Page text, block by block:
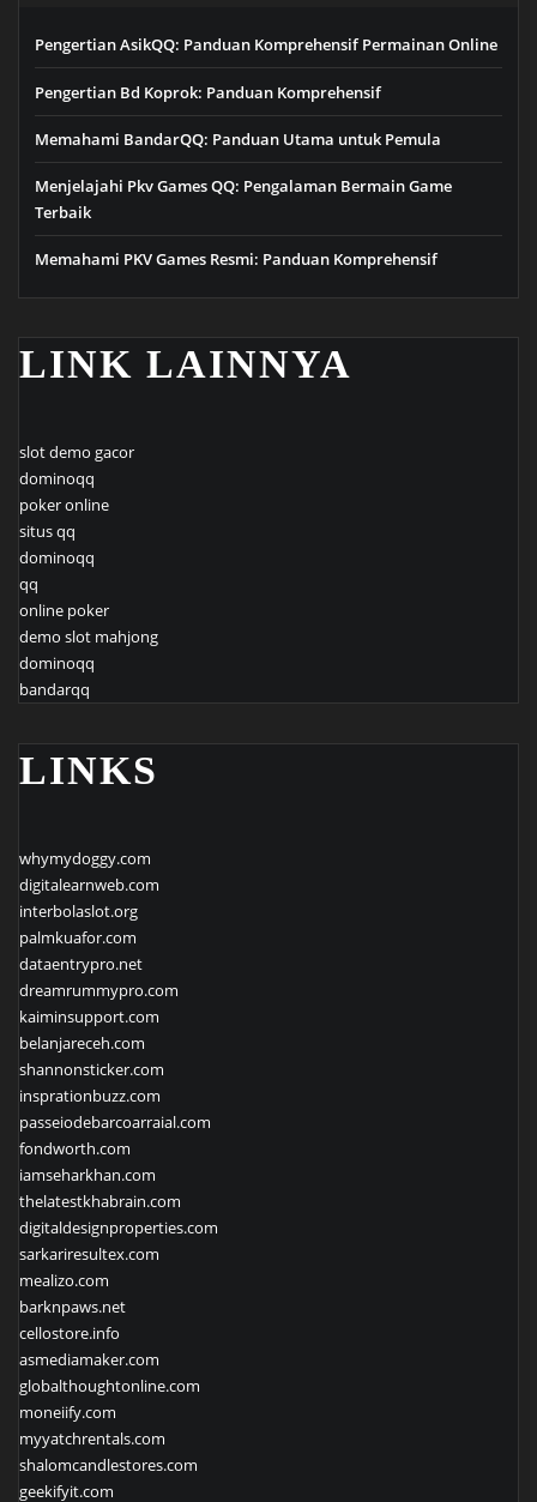
Pengertian AsikQQ: Panduan Komprehensif Permainan Online
Pengertian Bd Koprok: Panduan Komprehensif
Memahami BandarQQ: Panduan Utama untuk Pemula
Menjelajahi Pkv Games QQ: Pengalaman Bermain Game
Terbaik
Memahami PKV Games Resmi: Panduan Komprehensif
LINK LAINNYA
slot demo gacor
dominoqq
poker online
situs qq
dominoqq
qq
online poker
demo slot mahjong
dominoqq
bandarqq
LINKS
whymydoggy.com
digitalearnweb.com
interbolaslot.org
palmkuafor.com
dataentrypro.net
dreamrummypro.com
kaiminsupport.com
belanjareceh.com
shannonsticker.com
insprationbuzz.com
passeiodebarcoarraial.com
fondworth.com
iamseharkhan.com
thelatestkhabrain.com
digitaldesignproperties.com
sarkariresultex.com
mealizo.com
barknpaws.net
cellostore.info
asmediamaker.com
globalthoughtonline.com
moneiify.com
myyatchrentals.com
shalomcandlestores.com
geekifyit.com